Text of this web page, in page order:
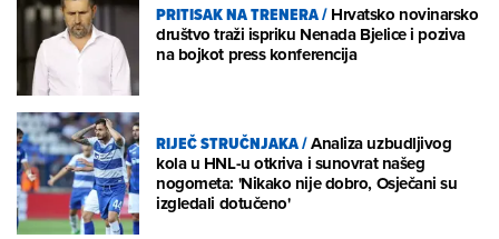
PRITISAK NA TRENERA/Hrvatsko novinarsko
društvo traži ispriku Nenada Bjelice i poziva
na bojkot press konferencija
RIJEČ STRUČNJAKA/Analiza uzbudljivog
kola u HNL-u otkriva i sunovrat našeg
nogometa: 'Nikako nije dobro, Osječani su
izgledali dotučeno'